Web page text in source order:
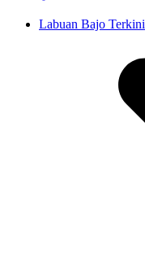
Labuan Bajo Terkini